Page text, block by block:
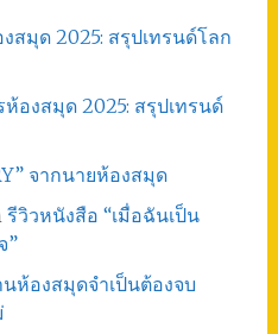
งสมุด 2025: สรุปเทรนด์โลก
ห้องสมุด 2025: สรุปเทรนด์
จากนายห้องสมุด
รีวิวหนังสือ “เมื่อฉันเป็น
”
ห้องสมุดจำเป็นต้องจบ